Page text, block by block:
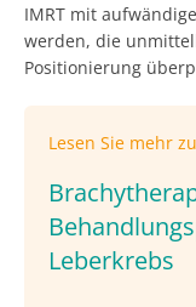
IMRT mit
werden, die
Positionierung
Lesen Sie mehr
Leberkrebs